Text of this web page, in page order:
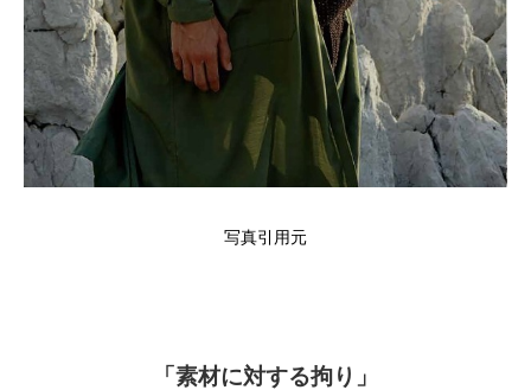
写真引用元
「素材に対する拘り」